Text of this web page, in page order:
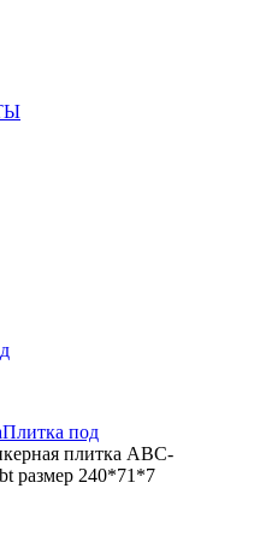
Плитка под
плитка ABC-
размер 240*71*7